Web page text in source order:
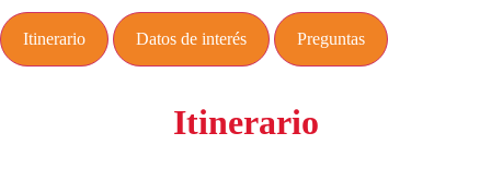
Itinerario Datos de interés Preguntas
Itinerario